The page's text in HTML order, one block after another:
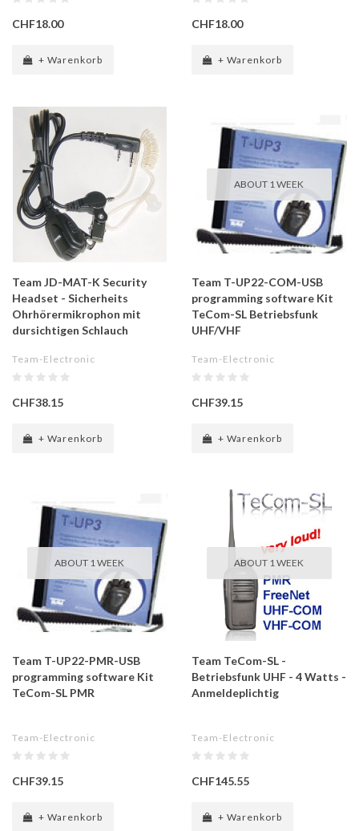
CHF18.00
+ Warenkorb
CHF18.00
+ Warenkorb
Team JD-MAT-K Security
Headset - Sicherheits
Ohrhörermikrophon mit
dursichtigen Schlauch
Team-Electronic
CHF38.15
+ Warenkorb
ABOUT 1 WEEK
Team T-UP22-COM-USB
programming software Kit
TeCom-SL Betriebsfunk
UHF/VHF
Team-Electronic
CHF39.15
+ Warenkorb
ABOUT 1 WEEK
Team T-UP22-PMR-USB
programming software Kit
TeCom-SL PMR
Team-Electronic
CHF39.15
+ Warenkorb
ABOUT 1 WEEK
Team TeCom-SL -
Betriebsfunk UHF - 4 Watts -
Anmeldeplichtig
Team-Electronic
CHF145.55
+ Warenkorb